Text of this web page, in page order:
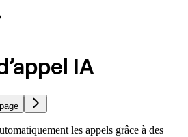
IA
les appels grâce à des